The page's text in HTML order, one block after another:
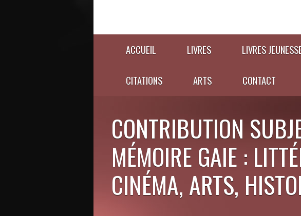
ACCUEIL LIVRES LIVRES
CITATIONS ARTS CONTACT
CONTRIBUTION
MÉMOIRE GAIE :
CINÉMA, ARTS,